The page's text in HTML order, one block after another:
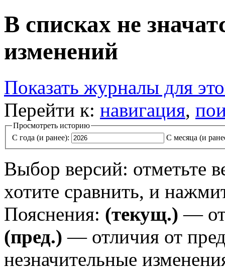
В списках не
изменений
Показать журналы для
Перейти к: навигация,
Просмотреть историю
С года (и ранее):
С месяца (и
Выбор версий: отметьте
хотите сравнить, и
Пояснения: (текущ.) —
(пред.) — отличия от
незначительные